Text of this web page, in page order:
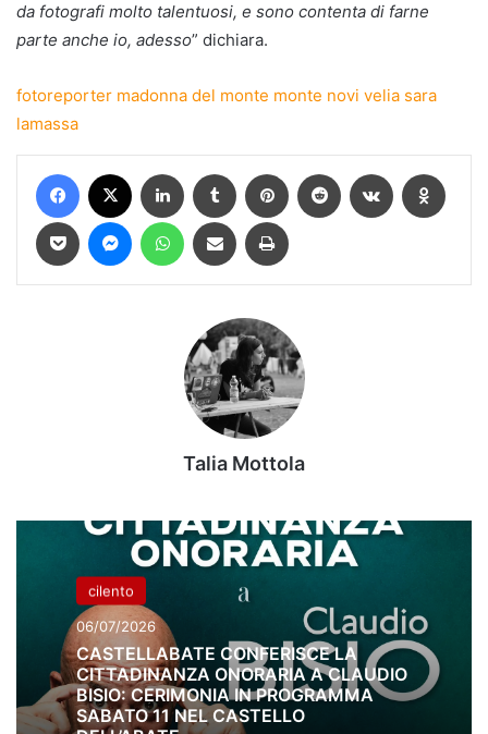
da fotografi molto talentuosi, e sono contenta di farne
parte anche io, adesso” dichiara.
fotoreporter madonna del monte monte novi velia sara
lamassa
Facebook LinkedIn Tumblr Pinterest Reddit VKontakte
Pocket MessengerWhatsAppCondividi via mail Stampa
Talia Mottola
cilento
06/07/2026
CASTELLABATE CONFERISCE LA
CITTADINANZA ONORARIA A CLAUDIO
BISIO: CERIMONIA IN PROGRAMMA
SABATO 11 NEL CASTELLO